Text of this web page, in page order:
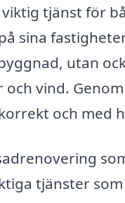
tjänst för
sina
utan
vind.
och med
tjänster